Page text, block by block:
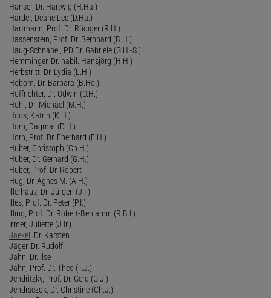
Hanser, Dr. Hartwig (H.Ha.)
Harder, Deane Lee (D.Ha.)
Hartmann, Prof. Dr. Rüdiger (R.H.)
Hassenstein, Prof. Dr. Bernhard (B.H.)
Haug-Schnabel, PD Dr. Gabriele (G.H.-S.)
Hemminger, Dr. habil. Hansjörg (H.H.)
Herbstritt, Dr. Lydia (L.H.)
Hobom, Dr. Barbara (B.Ho.)
Hoffrichter, Dr. Odwin (O.H.)
Hohl, Dr. Michael (M.H.)
Hoos, Katrin (K.H.)
Horn, Dagmar (D.H.)
Horn, Prof. Dr. Eberhard (E.H.)
Huber, Christoph (Ch.H.)
Huber, Dr. Gerhard (G.H.)
Huber, Prof. Dr. Robert
Hug, Dr. Agnes M. (A.H.)
Illerhaus, Dr. Jürgen (J.I.)
Illes, Prof. Dr. Peter (P.I.)
Illing, Prof. Dr. Robert-Benjamin (R.B.I.)
Irmer, Juliette (J.Ir.)
Jaekel , Dr. Karsten
Jäger, Dr. Rudolf
Jahn, Dr. Ilse
Jahn, Prof. Dr. Theo (T.J.)
Jendritzky, Prof. Dr. Gerd (G.J.)
Jendrsczok, Dr. Christine (Ch.J.)